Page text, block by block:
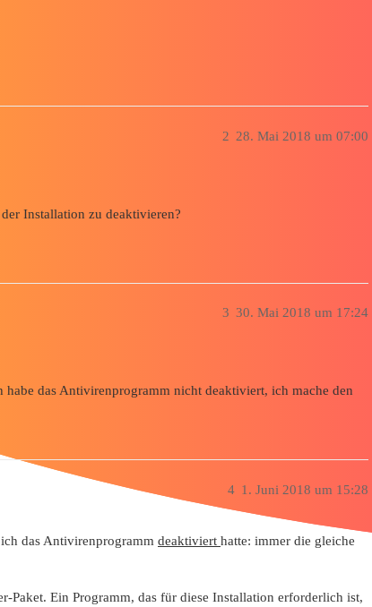
28. Mai 2018 um 07:00
2
Installation zu deaktivieren?
30. Mai 2018 um 17:24
3
das Antivirenprogramm nicht deaktiviert, ich mache den
1. Juni 2018 um 15:28
4
das Antivirenprogramm deaktiviert hatte: immer die gleiche
Paket. Ein Programm, das für diese Installation erforderlich ist,